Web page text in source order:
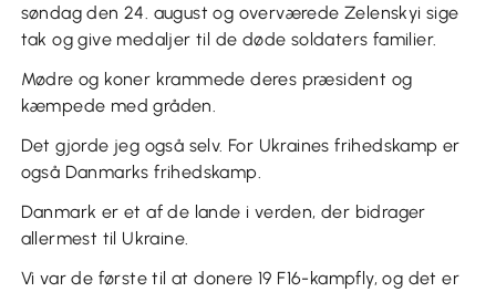
søndag den 24. august og overværede Zelenskyi sige
tak og give medaljer til de døde soldaters familier.
Mødre og koner krammede deres præsident og
kæmpede med gråden.
Det gjorde jeg også selv. For Ukraines frihedskamp er
også Danmarks frihedskamp.
Danmark er et af de lande i verden, der bidrager
allermest til Ukraine.
Vi var de første til at donere 19 F16-kampfly, og det er